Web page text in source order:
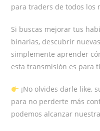
para traders de todos los
Si buscas mejorar tus
binarias, descubrir
simplemente aprender
esta transmisión es para
¡No olvides darle like,
para no perderte más
podemos alcanzar